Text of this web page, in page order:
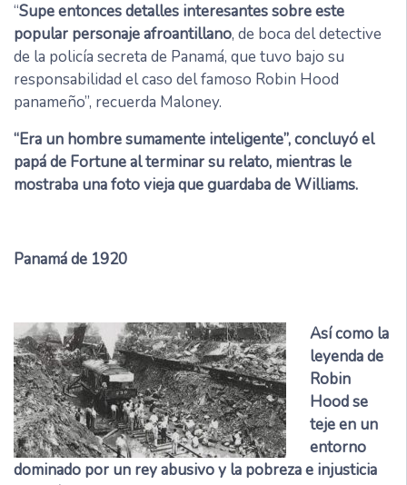
“Supe entonces detalles interesantes sobre este
popular personaje afroantillano, de boca del detective
de la policía secreta de Panamá, que tuvo bajo su
responsabilidad el caso del famoso Robin Hood
panameño”, recuerda Maloney.
“Era un hombre sumamente inteligente”, concluyó el
papá de Fortune al terminar su relato, mientras le
mostraba una foto vieja que guardaba de Williams.
Panamá de 1920
Así como la
leyenda de
Robin
Hood se
teje en un
entorno
dominado por un rey abusivo y la pobreza e injusticia